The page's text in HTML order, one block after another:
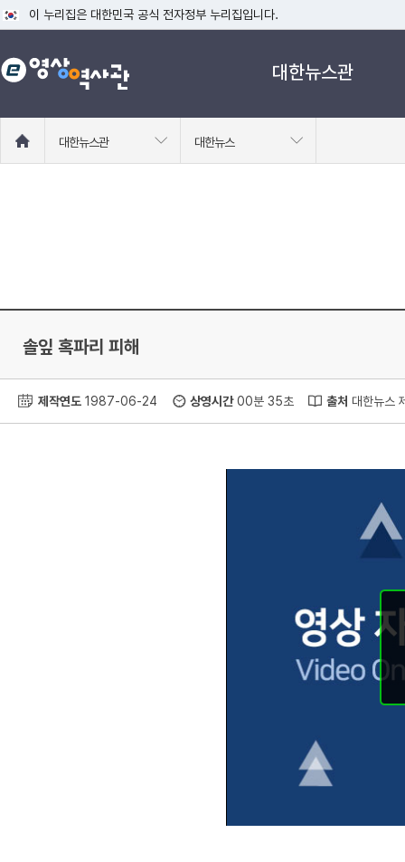
이 누리집은 대한민국 공식 전자정부 누리집입니다.
공식 누리집 주소 확인하기
go.kr 주소를 사용하는 누리집은 대한민국 정부기관이 관리하는 누리집입니
대한뉴스관
로
대한뉴스관 대한뉴스
솔잎 혹파리 피해
제작연도 1987-06-24 상영시간00분 35초 출처 대한뉴스